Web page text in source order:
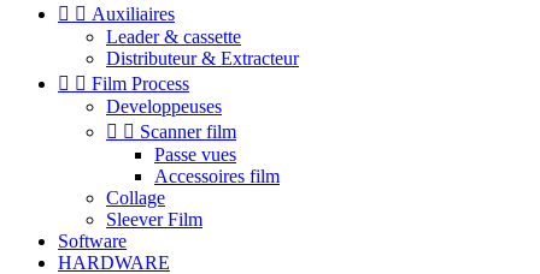
  Auxiliaires
Leader & cassette
Distributeur & Extracteur
  Film Process
Developpeuses
  Scanner film
Passe vues
Accessoires film
Collage
Sleever Film
Software
HARDWARE